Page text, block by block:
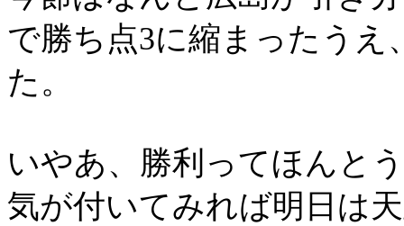
で勝ち点3に縮まったう
た。
いやあ、勝利ってほんと
気が付いてみれば明日は